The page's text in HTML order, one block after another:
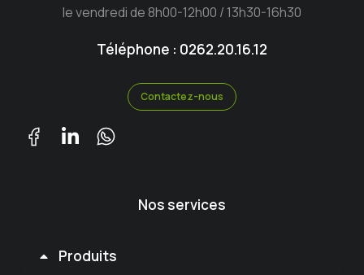
le vendredi de 8h00-12h00 / 13h30-16h30
Téléphone : 0262.20.16.12
Contactez-nous
Nos services
Produits